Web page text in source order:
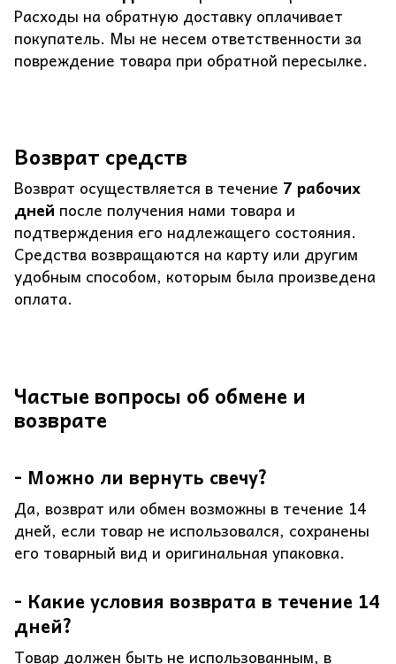
Расходы на обратную доставку оплачивает
покупатель. Мы не несем ответственности за
повреждение товара при обратной пересылке.
Возврат средств
Возврат осуществляется в течение 7 рабочих
дней после получения нами товара и
подтверждения его надлежащего состояния.
Средства возвращаются на карту или другим
удобным способом, которым была произведена
оплата.
Частые вопросы об обмене и
возврате
- Можно ли вернуть свечу?
Да, возврат или обмен возможны в течение 14
дней, если товар не использовался, сохранены
его товарный вид и оригинальная упаковка.
- Какие условия возврата в течение 14
дней?
Товар должен быть не использованным, в